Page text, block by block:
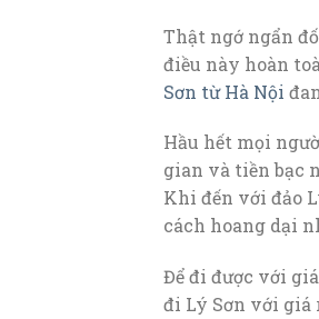
Thật ngớ ngẩn
điều này hoàn
Sơn từ Hà Nội
Hầu hết mọi
gian và tiền bạc
Khi đến với đảo
cách hoang dại
Để đi được với
đi Lý Sơn với giá